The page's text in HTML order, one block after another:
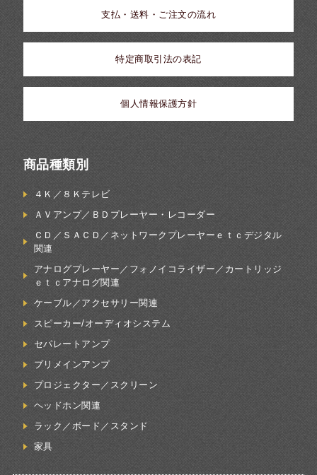
支払・送料・ご注文の流れ
特定商取引法の表記
個人情報保護方針
商品種類別
４Ｋ／８Ｋテレビ
ＡＶアンプ／ＢＤプレーヤー・レコーダー
ＣＤ／ＳＡＣＤ／ネットワークプレーヤーｅｔｃデジタル
関連
アナログプレーヤー／フォノイコライザー／カートリッジ
ｅｔｃアナログ関連
ケーブル／アクセサリー関連
スピーカー/オーディオシステム
セパレートアンプ
プリメインアンプ
プロジェクター／スクリーン
ヘッドホン関連
ラック／ボード／スタンド
家具